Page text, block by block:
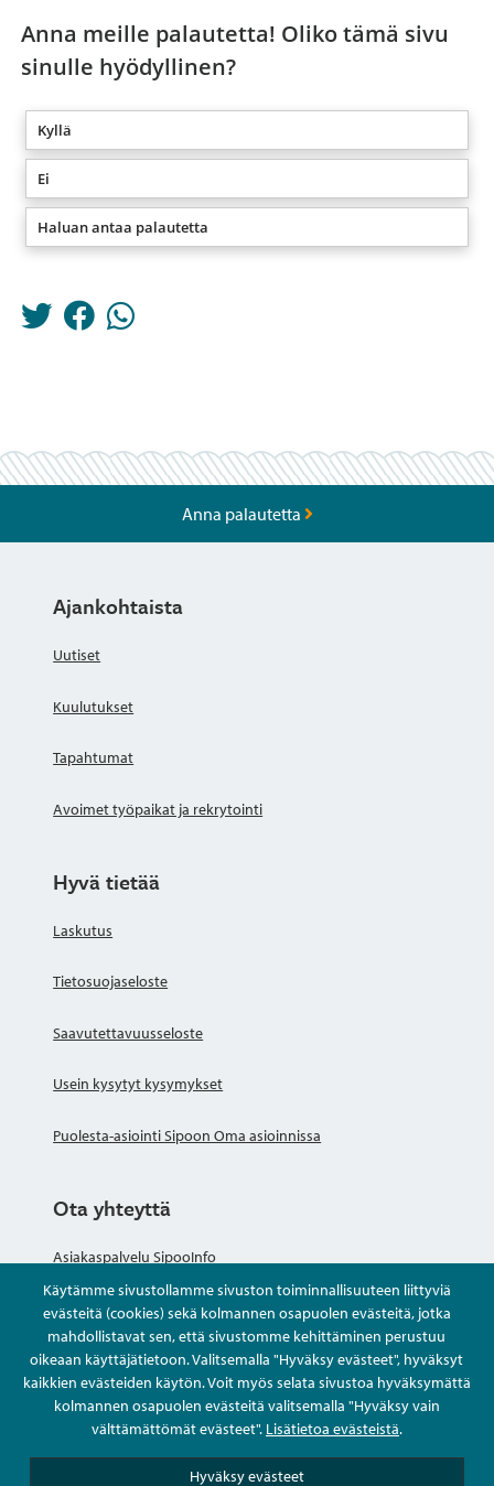
Anna meille palautetta! Oliko tämä sivu
sinulle hyödyllinen?
Kyllä
Ei
Haluan antaa palautetta
Käytämme sivustollamme sivuston toiminnallisuuteen liittyviä
evästeitä (cookies) sekä kolmannen osapuolen evästeitä, jotka
mahdollistavat sen, että sivustomme kehittäminen perustuu
oikeaan käyttäjätietoon. Valitsemalla "Hyväksy evästeet", hyväksyt
kaikkien evästeiden käytön. Voit myös selata sivustoa hyväksymättä
kolmannen osapuolen evästeitä valitsemalla "Hyväksy vain
välttämättömät evästeet". Lisätietoa evästeistä.
Hyväksy evästeet
Anna palautetta
Ajankohtaista
Uutiset
Kuulutukset
Tapahtumat
Avoimet työpaikat ja rekrytointi
Hyvä tietää
Laskutus
Tietosuojaseloste
Saavutettavuusseloste
Usein kysytyt kysymykset
Puolesta-asiointi Sipoon Oma asioinnissa
Ota yhteyttä
Asiakaspalvelu SipooInfo
Anna palautetta nimettömästi
Kysy tai asioi
Yhteystiedot